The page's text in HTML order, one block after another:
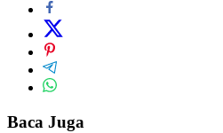
Baca Juga